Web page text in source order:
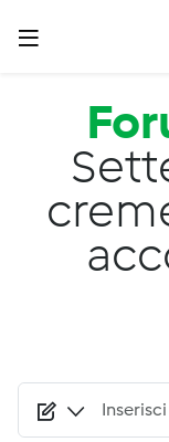
Salta al contenuto